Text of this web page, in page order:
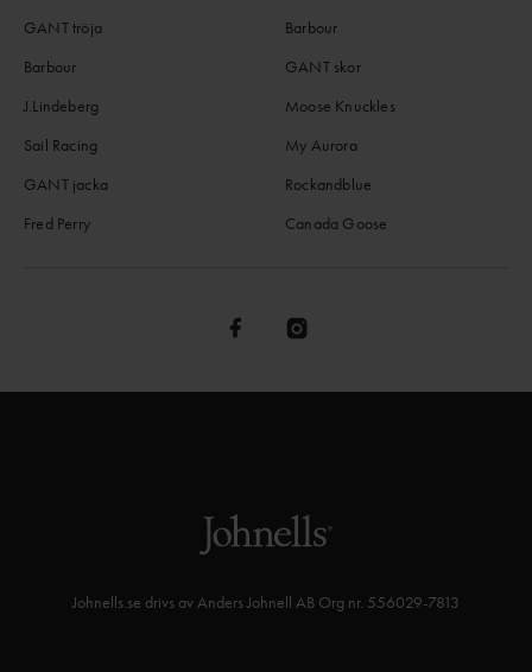
GANT tröja
Barbour
J.Lindeberg
Sail Racing
GANT jacka
Fred Perry
Barbour
GANT skor
Moose Knuckles
My Aurora
Rockandblue
Canada Goose
Johnells.se drivs av Anders Johnell AB Org nr. 556029-7813